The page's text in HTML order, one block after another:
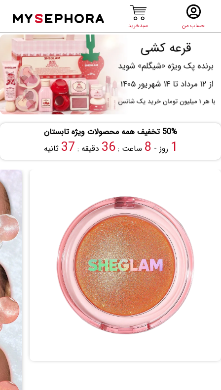
حساب من سبدخرید
MYSEPHORA
50% تخفیف همه محصولات ویژه تابستان
1 روز - 8 ساعت :36 دقیقه : 36 ثانیه